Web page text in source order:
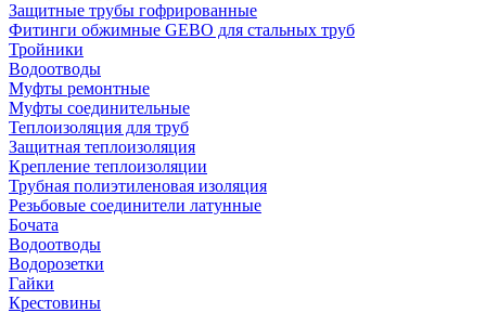
Защитные трубы гофрированные
Фитинги обжимные GEBO для стальных труб
Тройники
Водоотводы
Муфты ремонтные
Муфты соединительные
Теплоизоляция для труб
Защитная теплоизоляция
Крепление теплоизоляции
Трубная полиэтиленовая изоляция
Резьбовые соединители латунные
Бочата
Водоотводы
Водорозетки
Гайки
Крестовины